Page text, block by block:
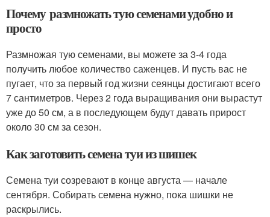
Почему размножать тую семенами удобно и
просто
Размножая тую семенами, вы можете за 3-4 года
получить любое количество саженцев. И пусть вас не
пугает, что за первый год жизни сеянцы достигают всего
7 сантиметров. Через 2 года выращивания они вырастут
уже до 50 см, а в последующем будут давать прирост
около 30 см за сезон.
Как заготовить семена туи из шишек
Семена туи созревают в конце августа — начале
сентября. Собирать семена нужно, пока шишки не
раскрылись.